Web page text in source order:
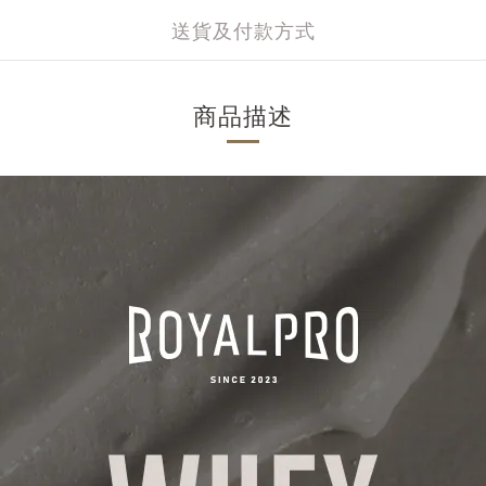
送貨及付款方式
商品描述